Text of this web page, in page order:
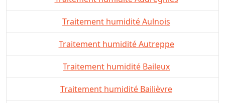
Traitement humidité Aulnois
Traitement humidité Autreppe
Traitement humidité Baileux
Traitement humidité Bailièvre